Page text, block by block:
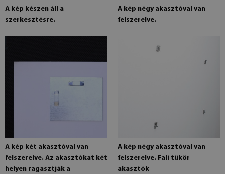
A kép készen áll a
szerkesztésre.
A kép négy akasztóval van
felszerelve.
A kép két akasztóval van
felszerelve. Az akasztókat két
helyen ragasztják a
A kép négy akasztóval van
felszerelve. Fali tükör
akasztók